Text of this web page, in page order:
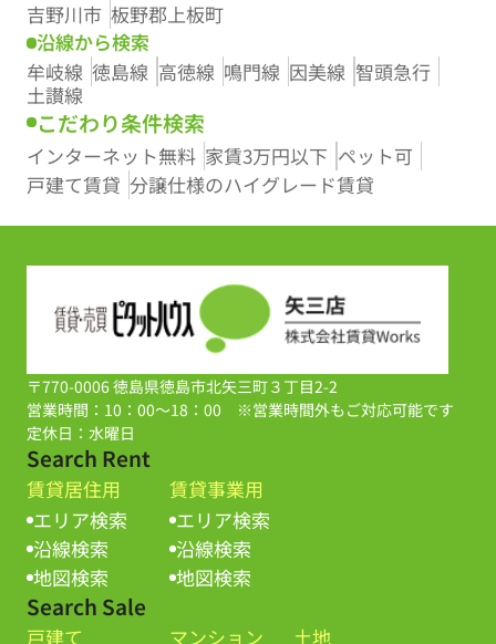
吉野川市 板野郡上板町
沿線から検索
牟岐線 徳島線 高徳線 鳴門線 因美線 智頭急行
土讃線
こだわり条件検索
インターネット無料 家賃3万円以下 ペット可
戸建て賃貸 分譲仕様のハイグレード賃貸
〒770-0006 徳島県徳島市北矢三町３丁目2-2
営業時間：10：00～18：00 ※営業時間外もご対応可能です
定休日：水曜日
Search Rent
賃貸居住用
エリア検索
沿線検索
地図検索
賃貸事業用
エリア検索
沿線検索
地図検索
Search Sale
戸建て マンション 土地